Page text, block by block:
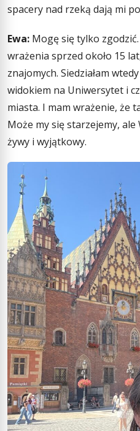
spacery nad rzeką dają mi
Ewa: Mogę się tylko
wrażenia sprzed około 15
znajomych. Siedziałam
widokiem na Uniwersytet i
miasta. I mam wrażenie, że
Może my się starzejemy, ale
żywy i wyjątkowy.